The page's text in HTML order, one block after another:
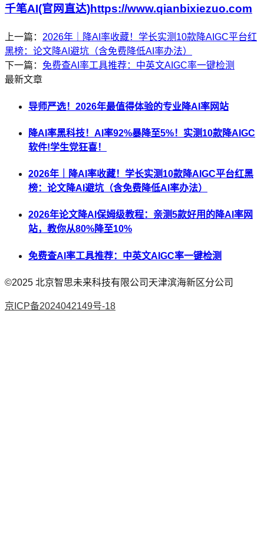
千笔AI(官网直达)https://www.qianbixiezuo.com
上一篇： 2026年｜降AI率收藏！学长实测10款降AIGC平台红
黑榜：论文降AI避坑（含免费降低AI率办法）
下一篇： 免费查AI率工具推荐：中英文AIGC率一键检测
最新文章
导师严选！2026年最值得体验的专业降AI率网站
降AI率黑科技！AI率92%暴降至5%！实测10款降AIGC
软件!学生党狂喜！
2026年｜降AI率收藏！学长实测10款降AIGC平台红黑
榜：论文降AI避坑（含免费降低AI率办法）
2026年论文降AI保姆级教程：亲测5款好用的降AI率网
站，教你从80%降至10%
免费查AI率工具推荐：中英文AIGC率一键检测
©2025 北京智思未来科技有限公司天津滨海新区分公司
京ICP备2024042149号-18